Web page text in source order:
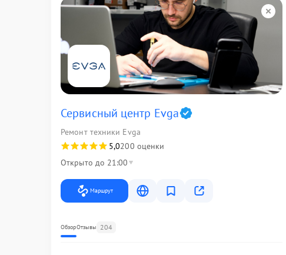
Сервисный центр Evga
Ремонт техники Evga
5,0200 оценки
Открыто до 21:00
Маршрут
ОбзорОтзывы 204